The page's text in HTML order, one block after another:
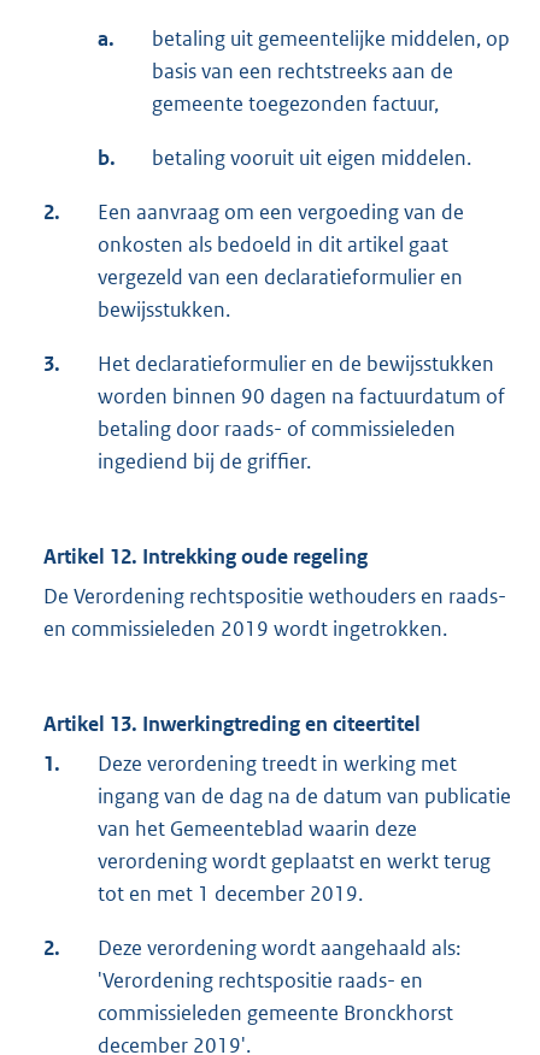
a.
betaling uit gemeentelijke middelen, op
basis van een rechtstreeks aan de
gemeente toegezonden factuur,
b. betaling vooruit uit eigen middelen.
2.
Een aanvraag om een vergoeding van de
onkosten als bedoeld in dit artikel gaat
vergezeld van een declaratieformulier en
bewijsstukken.
3.
Het declaratieformulier en de bewijsstukken
worden binnen 90 dagen na factuurdatum of
betaling door raads- of commissieleden
ingediend bij de griffier.
Artikel 12. Intrekking oude regeling
De Verordening rechtspositie wethouders en raads-
en commissieleden 2019 wordt ingetrokken.
Artikel 13. Inwerkingtreding en citeertitel
1.
Deze verordening treedt in werking met
ingang van de dag na de datum van publicatie
van het Gemeenteblad waarin deze
verordening wordt geplaatst en werkt terug
tot en met 1 december 2019.
2.
Deze verordening wordt aangehaald als:
'Verordening rechtspositie raads- en
commissieleden gemeente Bronckhorst
december 2019'.